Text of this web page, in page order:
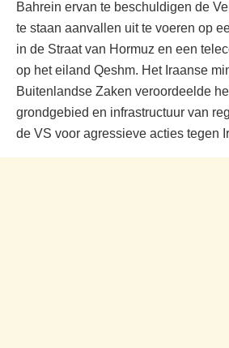
Bahrein ervan te beschuldigen de
te staan aanvallen uit te voeren op
in de Straat van Hormuz en een
op het eiland Qeshm. Het Iraanse
Buitenlandse Zaken veroordeelde
grondgebied en infrastructuur van
de VS voor agressieve acties tegen